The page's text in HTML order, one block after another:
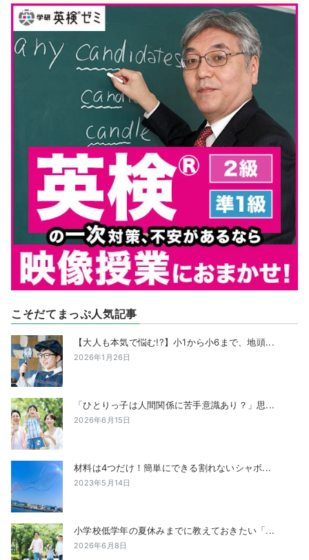
こそだてまっぷ人気記事
【大人も本気で悩む!?】小1から小6まで、地頭...
2026年1月26日
「ひとりっ子は人間関係に苦手意識あり？」思...
2026年6月15日
材料は4つだけ！簡単にできる割れないシャボ...
2023年5月14日
小学校低学年の夏休みまでに教えておきたい「...
2026年6月8日